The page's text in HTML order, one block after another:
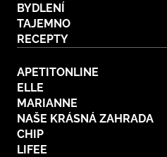
BYDLENÍ
TAJEMNO
RECEPTY
APETITONLINE
ELLE
MARIANNE
NAŠE KRÁSNÁ ZAHRADA
CHIP
LIFEE